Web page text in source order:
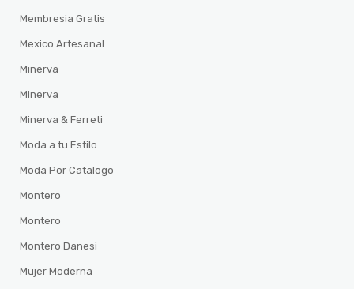
Membresia Gratis
Mexico Artesanal
Minerva
Minerva
Minerva & Ferreti
Moda a tu Estilo
Moda Por Catalogo
Montero
Montero
Montero Danesi
Mujer Moderna